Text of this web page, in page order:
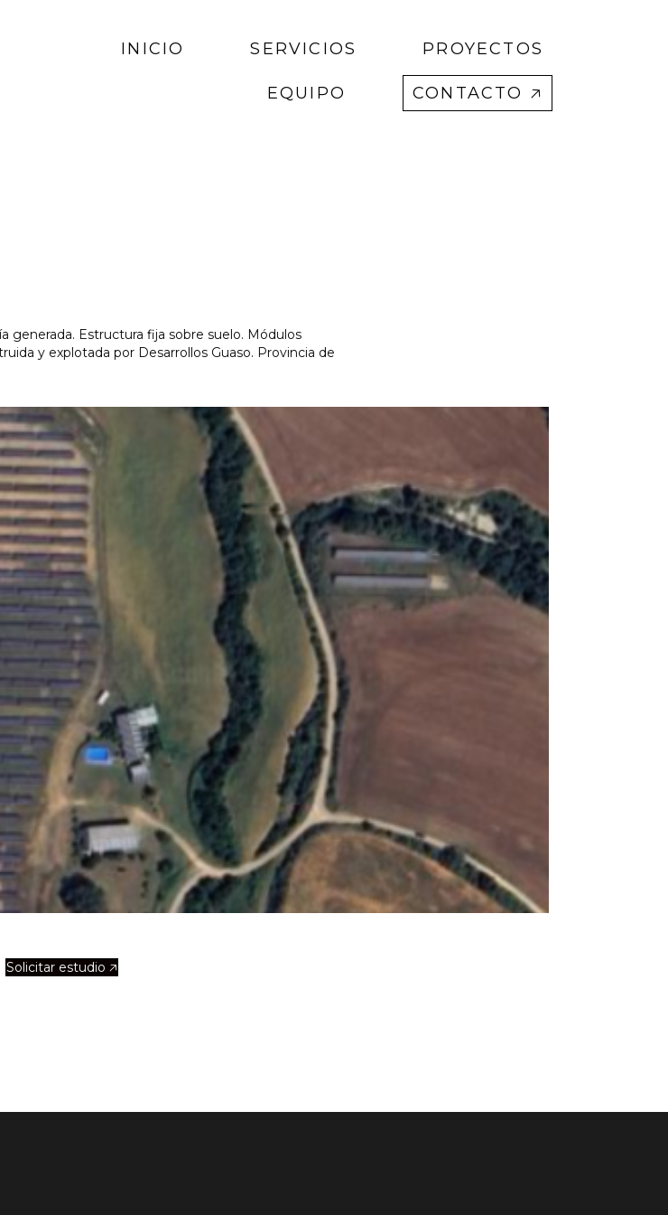
INICIO SERVICIOS PROYECTOS
EQUIPO CONTACTO 🡥
generada. Estructura fija sobre suelo. Módulos
y explotada por Desarrollos Guaso. Provincia de
Solicitar estudio 🡥